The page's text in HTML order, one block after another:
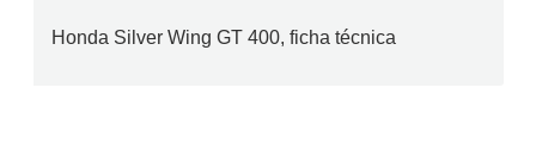
Honda Silver Wing GT 400, ficha técnica